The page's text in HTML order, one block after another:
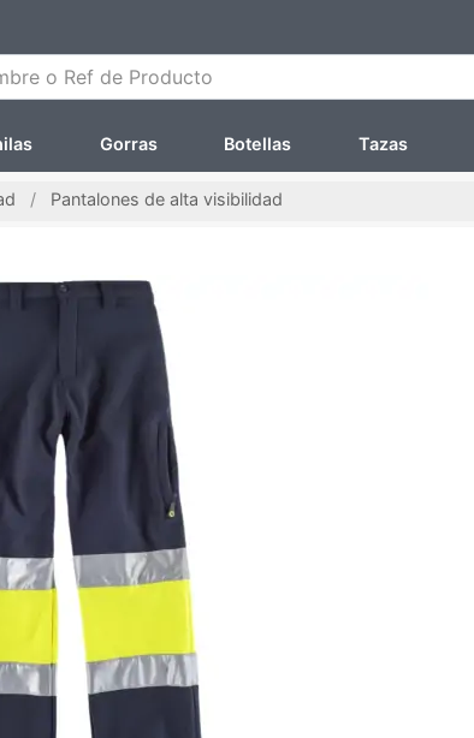
o Ref de Producto
Gorras Botellas Tazas
Pantalones de alta visibilidad